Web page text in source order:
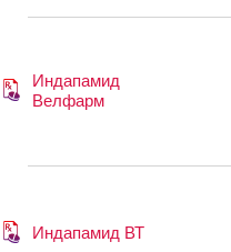
Индапамид
Велфарм
Индапамид ВТ